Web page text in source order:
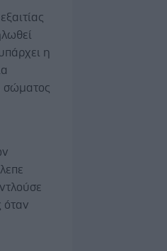
η
σώματος
όταν